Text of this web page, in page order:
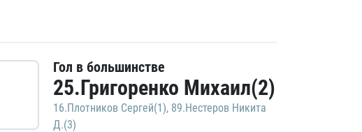
Гол в большинстве
25.Григоренко Михаил(2)
16.Плотников Сергей(1), 89.Нестеров Никита
Д.(3)